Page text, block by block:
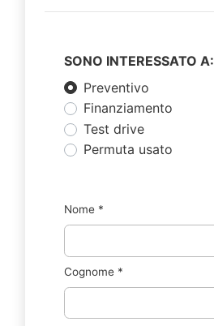
SONO INTERESSATO A:
Preventivo
Finanziamento
Test drive
Permuta usato
Nome *
Cognome *